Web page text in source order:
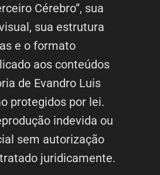
Cérebro”, sua
sua estrutura
e o formato
aos conteúdos
de Evandro Luis
protegidos por lei.
indevida ou
sem autorização
juridicamente.